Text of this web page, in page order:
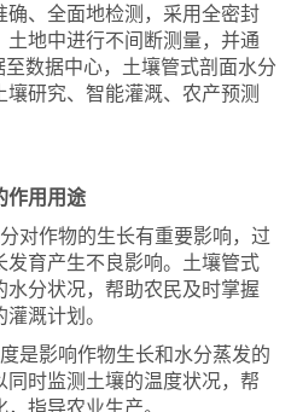
、全面地检测，采用全密封
地中进行不间断测量，并通
数据中心，土壤管式剖面水分
研究、智能灌溉、农产预测
作用用途
对作物的生长有重要影响，过
发育产生不良影响。土壤管式
分状况，帮助农民及时掌握
溉计划。
是影响作物生长和水分蒸发的
时监测土壤的温度状况，帮